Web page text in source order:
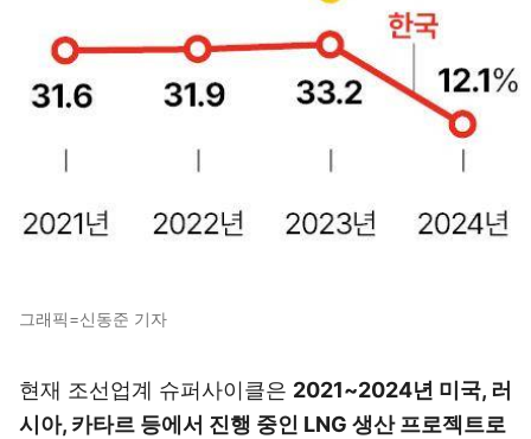
그래픽=신동준 기자
현재 조선업계 슈퍼사이클은 2021~2024년 미국, 러
시아, 카타르 등에서 진행 중인 LNG 생산 프로젝트로